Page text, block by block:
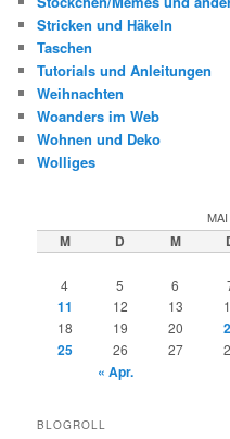
Stricken und Häkeln
Taschen
Tutorials und Anleitungen
Weihnachten
Woanders im Web
Wohnen und Deko
Wolliges
M D M
4
5 6
11 12 13
18 19 20
25 26 27
« Apr.
BLOGROLL